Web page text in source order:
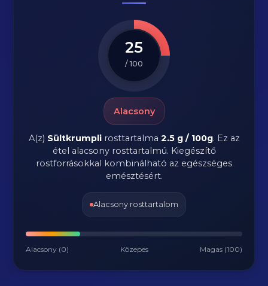
25
/ 100
Alacsony
A(z) Sültkrumplirosttartalma 2.5 g / 100g. Ez az
étel alacsony rosttartalmú. Kiegészítő
rostforrásokkal kombinálható az egészséges
emésztésért.
Alacsony rosttartalom
Alacsony (0) Közepes Magas (100)